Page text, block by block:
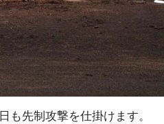
も先制攻撃を仕掛けます。